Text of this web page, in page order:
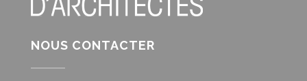
NOUS CONTACTER